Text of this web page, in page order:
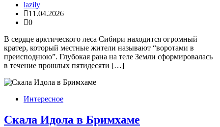
lazily
11.04.2026
0
В сердце арктического леса Сибири находится огромный
кратер, который местные жители называют “воротами в
преисподнюю”. Глубокая рана на теле Земли сформировалась
в течение прошлых пятидесяти […]
Интересное
Скала Идола в Бримхаме